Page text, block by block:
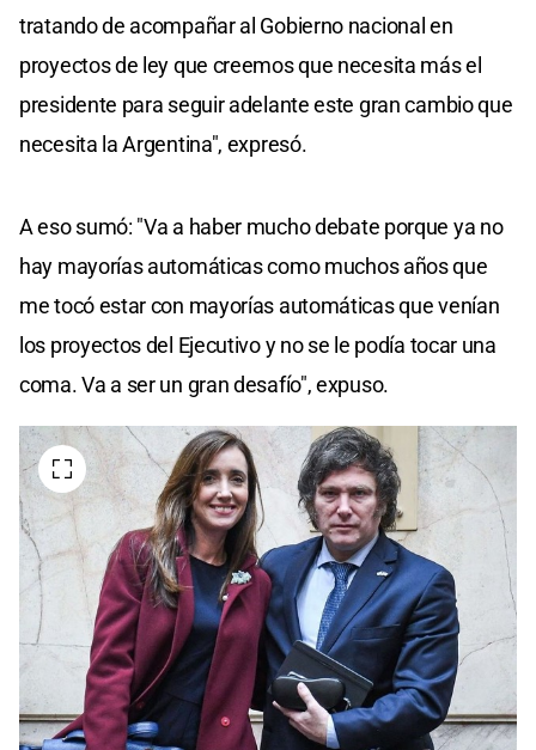
tratando de acompañar al Gobierno nacional en
proyectos de ley que creemos que necesita más el
presidente para seguir adelante este gran cambio que
necesita la Argentina", expresó.
A eso sumó: "Va a haber mucho debate porque ya no
hay mayorías automáticas como muchos años que
me tocó estar con mayorías automáticas que venían
los proyectos del Ejecutivo y no se le podía tocar una
coma. Va a ser un gran desafío", expuso.